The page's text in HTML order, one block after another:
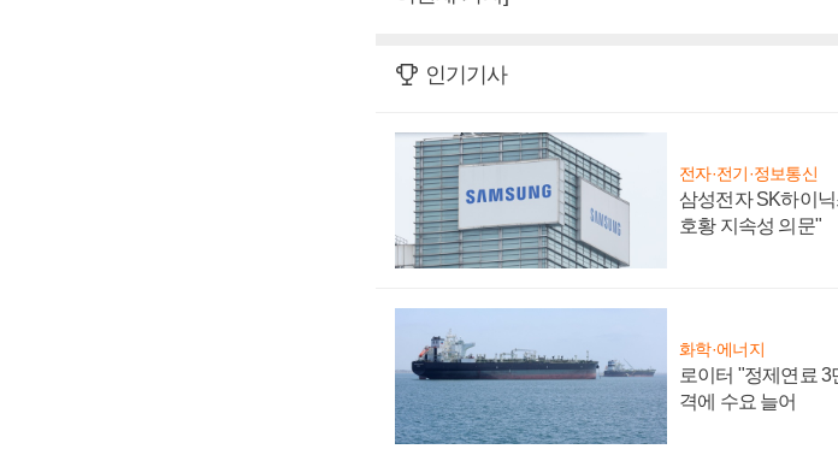
인기기사
전자·전기·정보통신
삼성전자 SK하이
호황 지속성 의문"
화학·에너지
로이터 "정제연료
격에 수요 늘어